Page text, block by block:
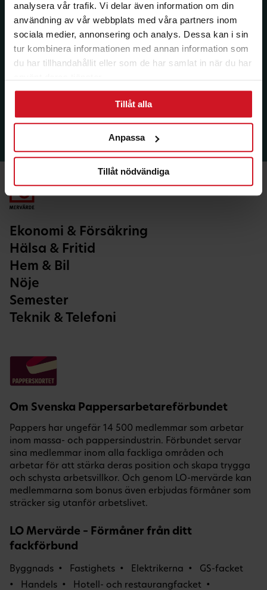
analysera vår trafik. Vi delar även information om din
användning av vår webbplats med våra partners inom
sociala medier, annonsering och analys. Dessa kan i sin
tur kombinera informationen med annan information som
du har tillhandahållit eller som de har samlat in när du har
Tillåt alla
Anpassa
Tillåt nödvändiga
Ekonomi & Försäkring
Hälsa & Fritid
Hem & Bil
Nöje
Semester
Teknik & Telefoni
Om Svenska Pappersarbetareförbundet
Pappers har ungefär 14 500 medlemmar som arbetar
inom massa- och pappersindustrin. Förbundet servar
sina medlemmar inom alla fackliga områden och
arbetar för att stärka deras position och skapa trygga
och schysta arbetsvillkor. Och genom LO-mervärde kan
medlemmarna som bonus även erbjudas förmåner som
sträcker sig utanför arbetslivet.
LO Mervärde – Förmåner från ditt
fackförbund
Byggnads Fastighets Elektrikerna
GS-facket
Handels
Hotell- och restaurangfacket